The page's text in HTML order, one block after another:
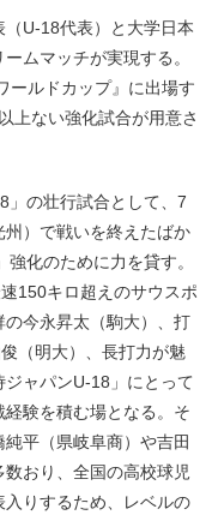
U-18代表）と大学日本
ムマッチが実現する。
ルドカップ』に出場す
上ない強化試合が用意さ
の壮行試合として、7
州）で戦いを終えたばか
化のために力を貸す。
150キロ超えのサウスポ
今永昇太（駒大）、打
（明大）、長打力が魅
ャパンU-18」にとって
経験を積む場となる。そ
平（県岐阜商）や吉田
おり、全国の高校球児
りするため、レベルの